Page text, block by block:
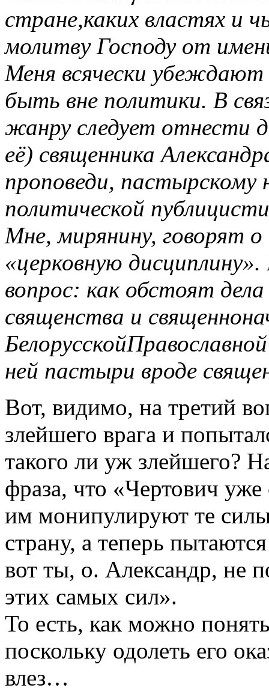
стране,каких властях и
молитву Господу от
Меня всячески
быть вне политики. В
жанру следует отнести
её) священника
проповеди,
политической
Мне, мирянину, говорят
«церковную
вопрос: как обстоят
священства и
ней пастыри вроде
Вот, видимо, на третий
злейшего врага и
такого ли уж злейшего?
фраза, что «Чертович
им монипулируют те
страну, а теперь
вот ты, о. Александр, не
этих самых сил».
То есть, как можно
поскольку одолеть его
влез…